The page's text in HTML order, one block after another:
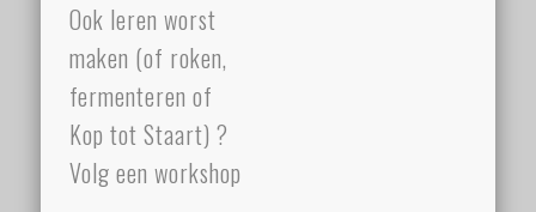
Ook leren worst
maken (of roken,
fermenteren of
Kop tot Staart) ?
Volg een workshop